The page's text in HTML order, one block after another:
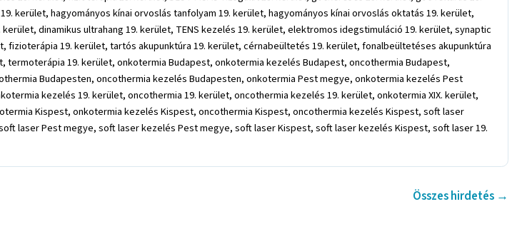
kerület, hagyományos kínai orvoslás tanfolyam 19. kerület, hagyományos kínai orvoslás oktatás 19. kerület,
dinamikus ultrahang 19. kerület, TENS kezelés 19. kerület, elektromos idegstimuláció 19. kerület, synaptic
19. kerület, tartós akupunktúra 19. kerület, cérnabeültetés 19. kerület, fonalbeültetéses akupunktúra
19. kerület, onkotermia Budapest, onkotermia kezelés Budapest, oncothermia Budapest,
Budapesten, oncothermia kezelés Budapesten, onkotermia Pest megye, onkotermia kezelés Pest
kezelés 19. kerület, oncothermia 19. kerület, oncothermia kezelés 19. kerület, onkotermia XIX. kerület,
Kispest, onkotermia kezelés Kispest, oncothermia Kispest, oncothermia kezelés Kispest, soft laser
laser Pest megye, soft laser kezelés Pest megye, soft laser Kispest, soft laser kezelés Kispest, soft laser 19.
Összes hirdetés →